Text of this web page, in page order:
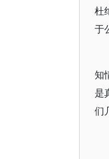
杜
于
知
是
们